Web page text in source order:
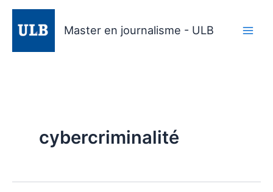
Aller
contenu
Master en journalisme - ULB
cybercriminalité